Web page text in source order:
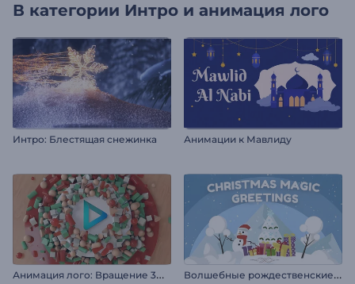
В категории Интро и анимация лого
Интро: Блестящая снежинка Анимации к Мавлиду
А
нимация лого: Вращение 3D фигур В
олшебные рождественские поздравления